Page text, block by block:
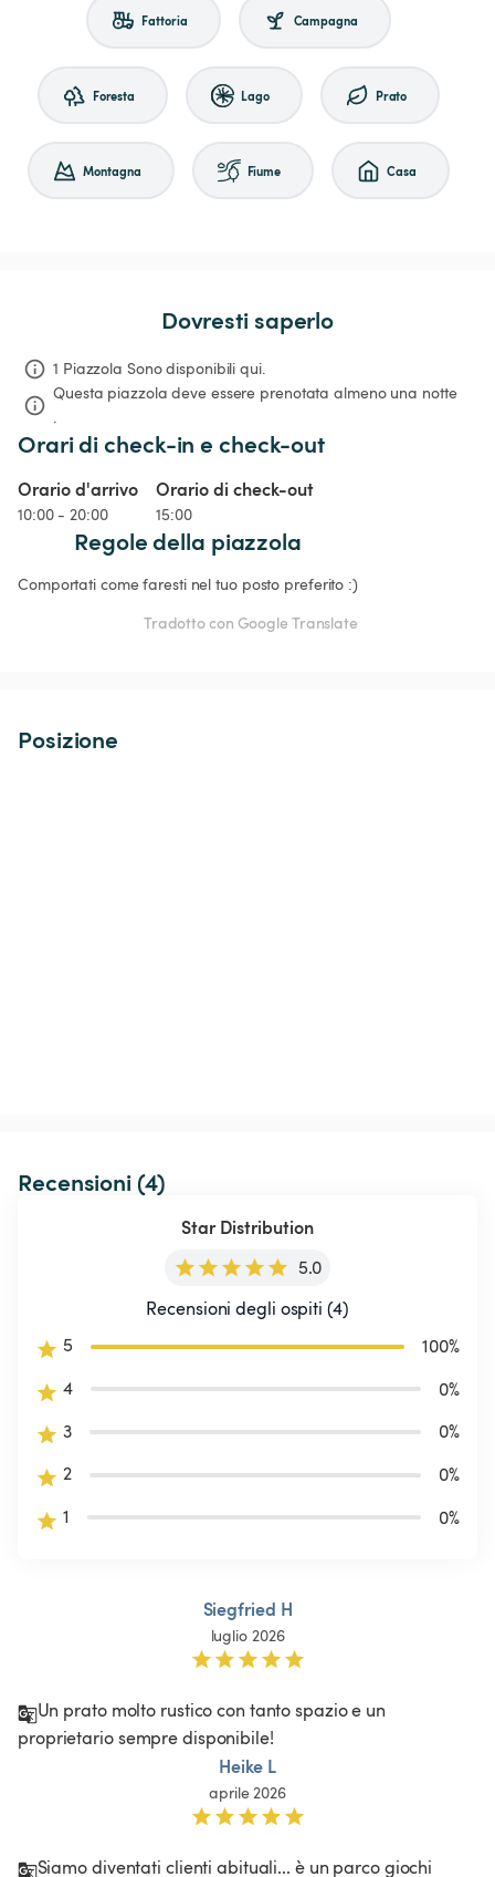
Fattoria Campagna
Foresta Lago Prato
Montagna Fiume Casa
Dovresti saperlo
1 Piazzola Sono disponibili qui.
Questa piazzola deve essere prenotata almeno una notte
.
Orari di check-in e check-out
Orario d'arrivo
10:00 - 20:00
Orario di check-out
15:00
Regole della piazzola
Comportati come faresti nel tuo posto preferito :)
Tradotto con Google Translate
Posizione
Recensioni (4)
Star Distribution
5.0
Recensioni degli ospiti (4)
5
100%
4
0%
3
0%
2
0%
1
0%
Siegfried H
luglio 2026
Un prato molto rustico con tanto spazio e un
proprietario sempre disponibile!
Heike L
aprile 2026
Siamo diventati clienti abituali... è un parco giochi